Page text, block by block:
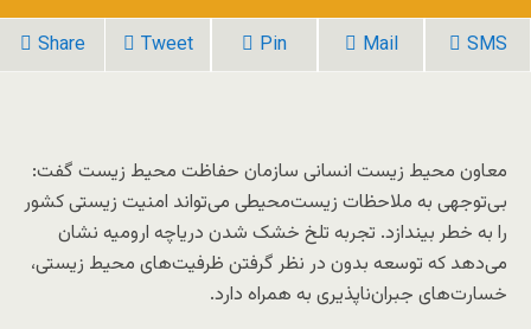
Share Tweet Pin Mail SMS
معاون محیط زیست انسانی سازمان حفاظت محیط زیست گفت:
بی‌توجهی به ملاحظات زیست‌محیطی می‌تواند امنیت زیستی کشور
را به خطر بیندازد. تجربه تلخ خشک شدن دریاچه ارومیه نشان
می‌دهد که توسعه بدون در نظر گرفتن ظرفیت‌های محیط‌ زیستی،
خسارت‌های جبران‌ناپذیری به همراه دارد.